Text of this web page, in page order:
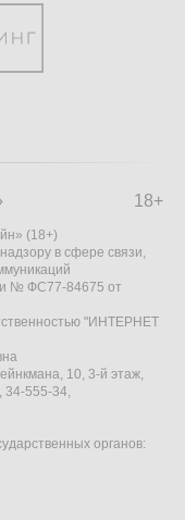
18+
(18+)
в сфере связи,
№ ФС77-84675 от
"ИНТЕРНЕТ
10, 3-й этаж,
34-555-34,
органов: